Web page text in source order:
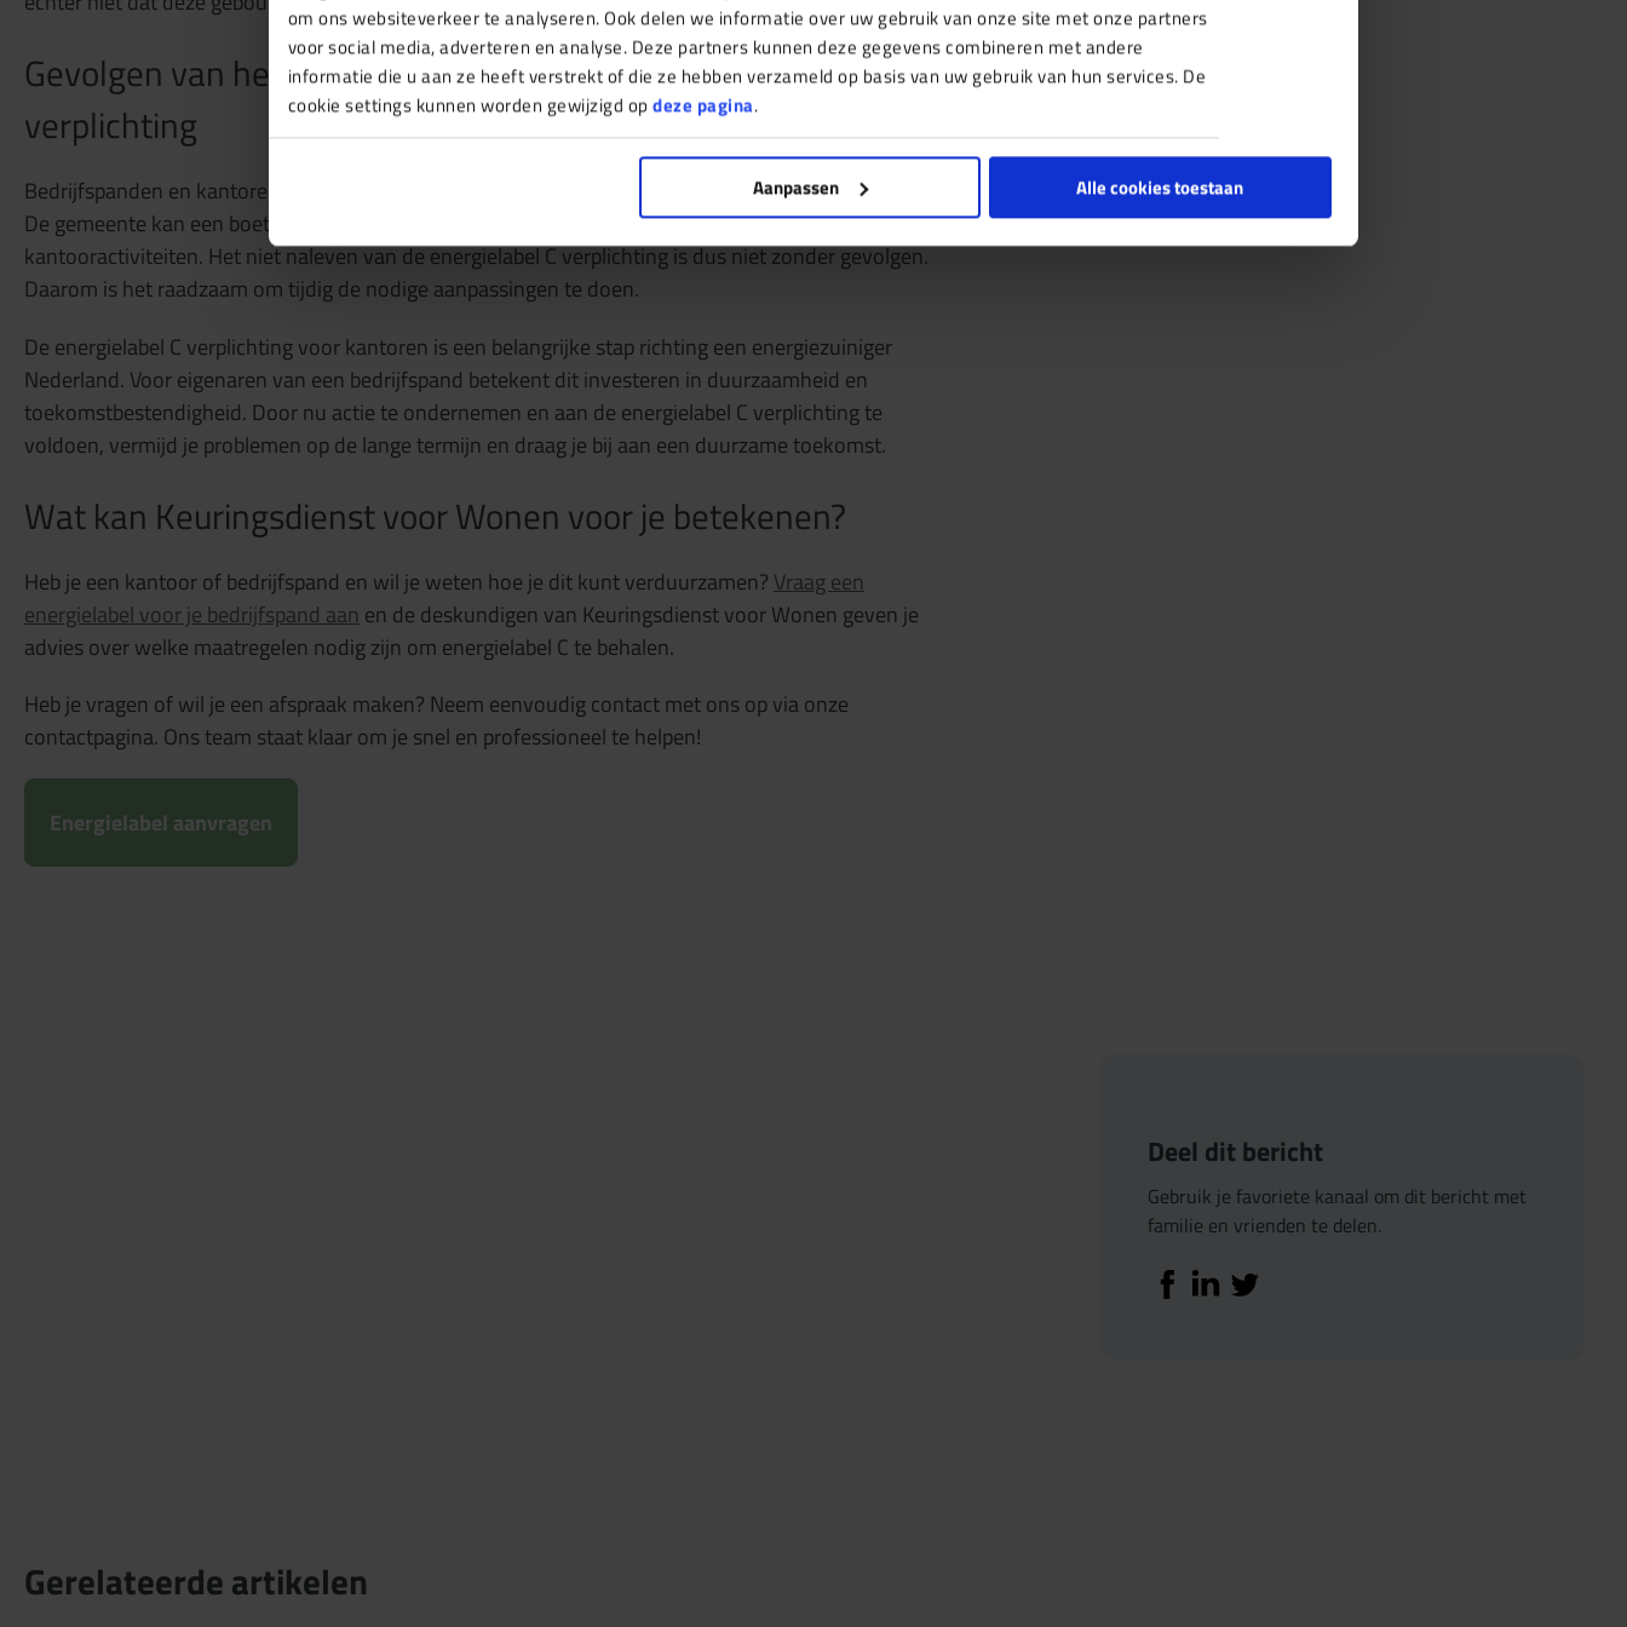
om ons websiteverkeer te analyseren. Ook delen we informatie over uw gebruik van onze site met onze partners
voor social media, adverteren en analyse. Deze partners kunnen deze gegevens combineren met andere
informatie die u aan ze heeft verstrekt of die ze hebben verzameld op basis van uw gebruik van hun services. De
cookie settings kunnen worden gewijzigd opdeze pagina.
Aanpassen Alle cookies toestaan
Gevolgen van het niet voldoen aan energielabel C
verplichting
Bedrijfspanden en kantoren die niet voldoen aan de energielabel C verplichting riskeren sancties.
De gemeente kan een boete opleggen of zelfs besluiten om de ruimte te sluiten voor
kantooractiviteiten. Het niet naleven van de energielabel C verplichting is dus niet zonder gevolgen.
Daarom is het raadzaam om tijdig de nodige aanpassingen te doen.
De energielabel C verplichting voor kantoren is een belangrijke stap richting een energiezuiniger
Nederland. Voor eigenaren van een bedrijfspand betekent dit investeren in duurzaamheid en
toekomstbestendigheid. Door nu actie te ondernemen en aan de energielabel C verplichting te
voldoen, vermijd je problemen op de lange termijn en draag je bij aan een duurzame toekomst.
Wat kan Keuringsdienst voor Wonen voor je betekenen?
Heb je een kantoor of bedrijfspand en wil je weten hoe je dit kunt verduurzamen? Vraag een
energielabel voor je bedrijfspand aan en de deskundigen van Keuringsdienst voor Wonen geven je
advies over welke maatregelen nodig zijn om energielabel C te behalen.
Heb je vragen of wil je een afspraak maken? Neem eenvoudig contact met ons op via onze
contactpagina. Ons team staat klaar om je snel en professioneel te helpen!
Energielabel aanvragen
Deel dit bericht
Gebruik je favoriete kanaal om dit bericht met
familie en vrienden te delen.
Deel op Facebook
Deel op Linkedin
Deel op Twitter
Gerelateerde artikelen